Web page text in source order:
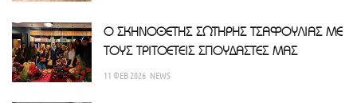
Ο ΣΚΗΝΟΘΕΤΗΣ ΣΩΤΗΡΗΣ ΤΣΑΦΟΥΛΙΑΣ ΜΕ
ΤΟΥΣ ΤΡΙΤΟΕΤΕΙΣ ΣΠΟΥΔΑΣΤΕΣ ΜΑΣ
11 ΦΕΒ 2026 NEWS